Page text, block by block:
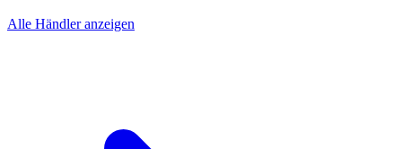
Alle Händler anzeigen